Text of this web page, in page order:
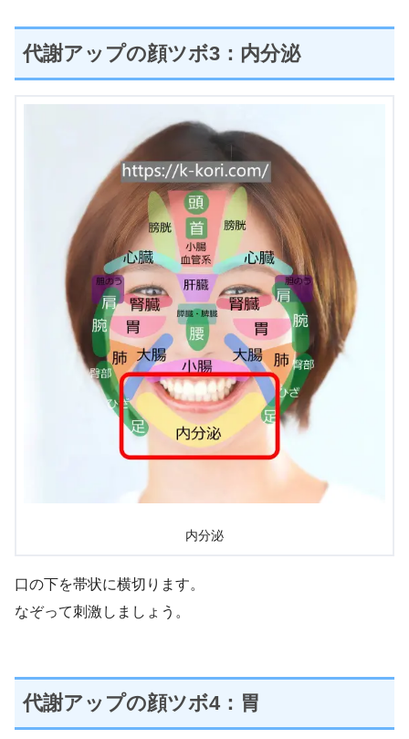
代謝アップの顔ツボ3：内分泌
内分泌
口の下を帯状に横切ります。
なぞって刺激しましょう。
代謝アップの顔ツボ4：胃